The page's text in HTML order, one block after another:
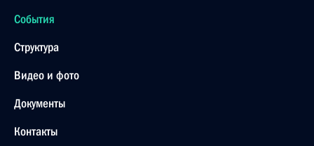
Владимир Путин подписал Федеральный закон
«О физической культуре и спорте в Российской
Президент внес изменения в отдельные